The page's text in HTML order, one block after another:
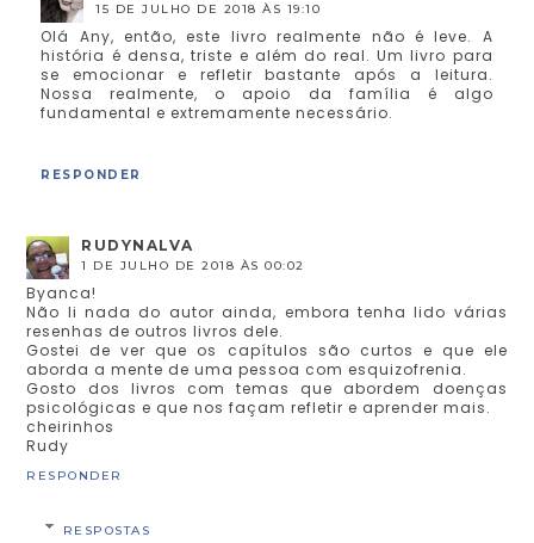
15 DE JULHO DE 2018 ÀS 19:10
Olá Any, então, este livro realmente não é leve. A
história é densa, triste e além do real. Um livro para
se emocionar e refletir bastante após a leitura.
Nossa realmente, o apoio da família é algo
fundamental e extremamente necessário.
RESPONDER
RUDYNALVA
1 DE JULHO DE 2018 ÀS 00:02
Byanca!
Não li nada do autor ainda, embora tenha lido várias
resenhas de outros livros dele.
Gostei de ver que os capítulos são curtos e que ele
aborda a mente de uma pessoa com esquizofrenia.
Gosto dos livros com temas que abordem doenças
psicológicas e que nos façam refletir e aprender mais.
cheirinhos
Rudy
RESPONDER
RESPOSTAS